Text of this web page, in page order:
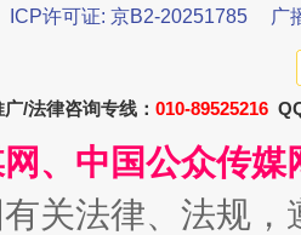
ICP许可证: 京B2-20251785
广
/法律咨询专线： 010-89525216
、中国公众传
关法律、法规